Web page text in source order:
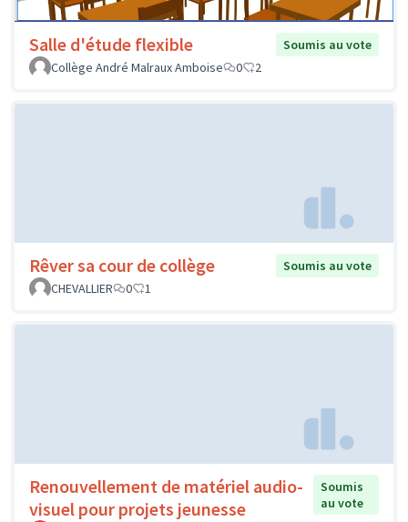
Salle d'étude flexible
Soumis au vote
Collège André Malraux Amboise
0 2
Rêver sa cour de collège
Soumis au vote
CHEVALLIER
0 1
Renouvellement de matériel audio-
visuel pour projets jeunesse
Soumis
au vote